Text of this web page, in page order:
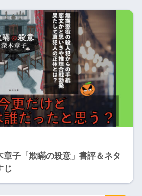
章子「欺瞞の殺意」書評＆ネタ
じ